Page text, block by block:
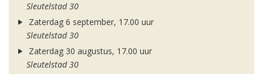
Sleutelstad 30
Zaterdag 6 september, 17.00 uur
Sleutelstad 30
Zaterdag 30 augustus, 17.00 uur
Sleutelstad 30